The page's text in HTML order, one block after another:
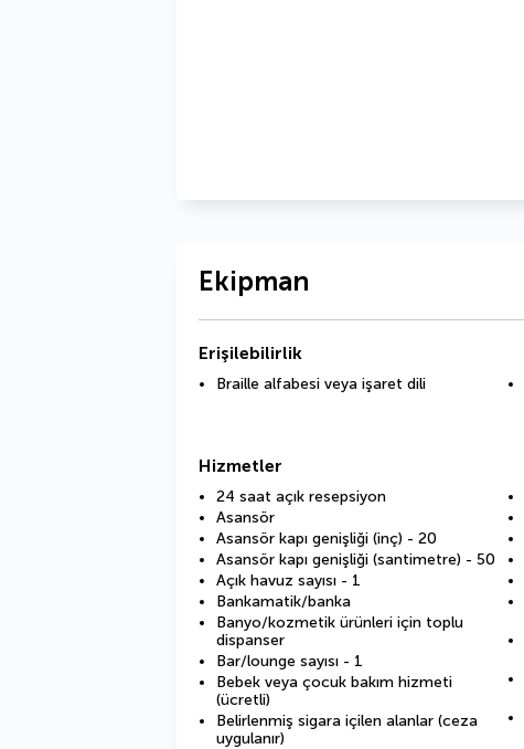
Ekipman
Erişilebilirlik
Braille alfabesi veya işaret dili
Hizmetler
24 saat açık resepsiyon
Asansör
Asansör kapı genişliği (inç) - 20
Asansör kapı genişliği (santimetre) - 50
Açık havuz sayısı - 1
Bankamatik/banka
Banyo/kozmetik ürünleri için toplu
dispanser
Bar/lounge sayısı - 1
Bebek veya çocuk bakım hizmeti
(ücretli)
Belirlenmiş sigara içilen alanlar (ceza
uygulanır)